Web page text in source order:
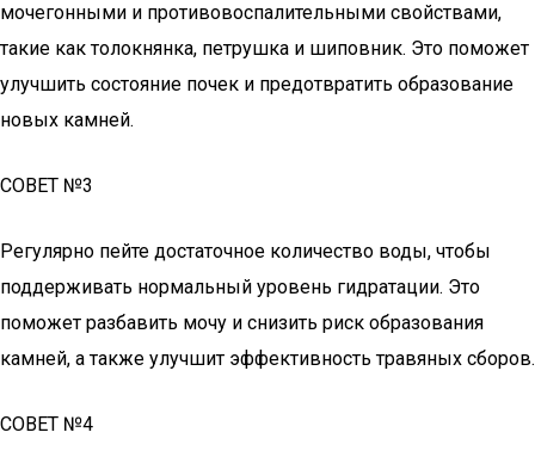
мочегонными и противовоспалительными свойствами,
такие как толокнянка, петрушка и шиповник. Это поможет
улучшить состояние почек и предотвратить образование
новых камней.
СОВЕТ №3
Регулярно пейте достаточное количество воды, чтобы
поддерживать нормальный уровень гидратации. Это
поможет разбавить мочу и снизить риск образования
камней, а также улучшит эффективность травяных сборов.
СОВЕТ №4